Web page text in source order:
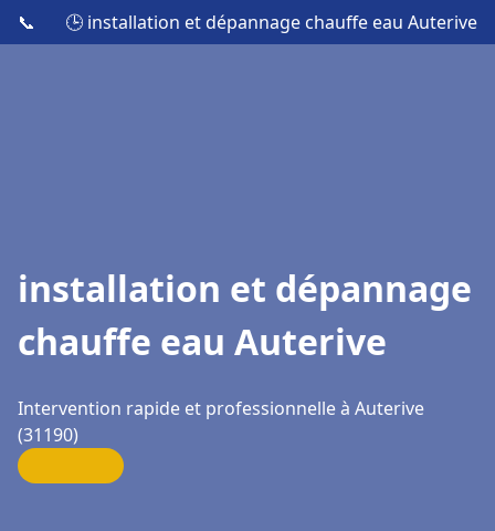
📞 🕒 installation et dépannage chauffe eau Auterive
installation et dépannage
chauffe eau Auterive
Intervention rapide et professionnelle à Auterive
(31190)